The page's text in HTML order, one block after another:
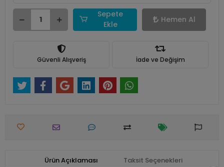
Sepete
Ekle
Hemen Al
Güvenli Alışveriş İade ve Değişim
Ürün Açıklaması Taksit Seçenekleri